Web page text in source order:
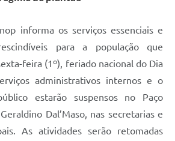
informa os serviços essenciais e
para a população que
feira (1º), feriado nacional do Dia
administrativos internos e o
estarão suspensos no Paço
Dal’Maso, nas secretarias e
As atividades serão retomadas